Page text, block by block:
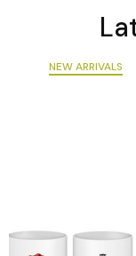
NEW ARRIVALS